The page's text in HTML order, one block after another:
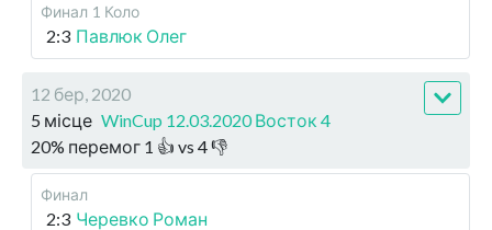
Финал 1 Коло
2:3 Павлюк Олег
12 бер, 2020
5 місце WinCup 12.03.2020 Восток 4
20% перемог 1 👍 vs 4👎
Финал
2:3 Черевко Роман